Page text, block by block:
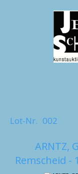
Lot-Nr. 002
ARNTZ,
Remscheid -